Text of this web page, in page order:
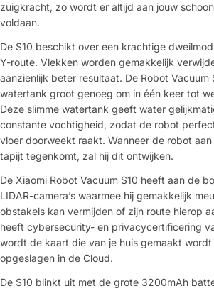
zuigkracht, zo wordt er altijd aan jouw
voldaan.
De S10 beschikt over een krachtige
Y-route. Vlekken worden gemakkelijk
aanzienlijk beter resultaat. De Robot Vacuum
watertank groot genoeg om in één keer tot
Deze slimme watertank geeft water
constante vochtigheid, zodat de robot
vloer doorweekt raakt. Wanneer de robot
tapijt tegenkomt, zal hij dit ontwijken.
De Xiaomi Robot Vacuum S10 heeft aan de
LIDAR-camera’s waarmee hij gemakkelijk
obstakels kan vermijden of zijn route hierop
heeft cybersecurity- en privacycertificering
wordt de kaart die van je huis gemaakt
opgeslagen in de Cloud.
De S10 blinkt uit met de grote 3200mAh